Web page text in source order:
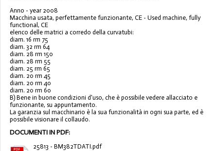
Anno - year 2008
Macchina usata, perfettamente funzionante, CE - Used machine, fully
functional, CE
elenco delle matrici a corredo della curvatubi:
diam. 16 rm 75
diam. 32 rm 64
diam. 28 rm 150
diam. 28 rm 55
diam. 25 rm 65
diam. 20 rm 45
diam. 20 rm 40
diam. 20 rm 60
B) Bene in buone condizioni d'uso, che è possibile vedere allacciato e
funzionante, su appuntamento.
La garanzia sul macchinario è la sua funzionalità in ogni sua parte, ed è
possibile visionare il collaudo.
DOCUMENTI IN PDF:
25813 - BM382TDATI.pdf